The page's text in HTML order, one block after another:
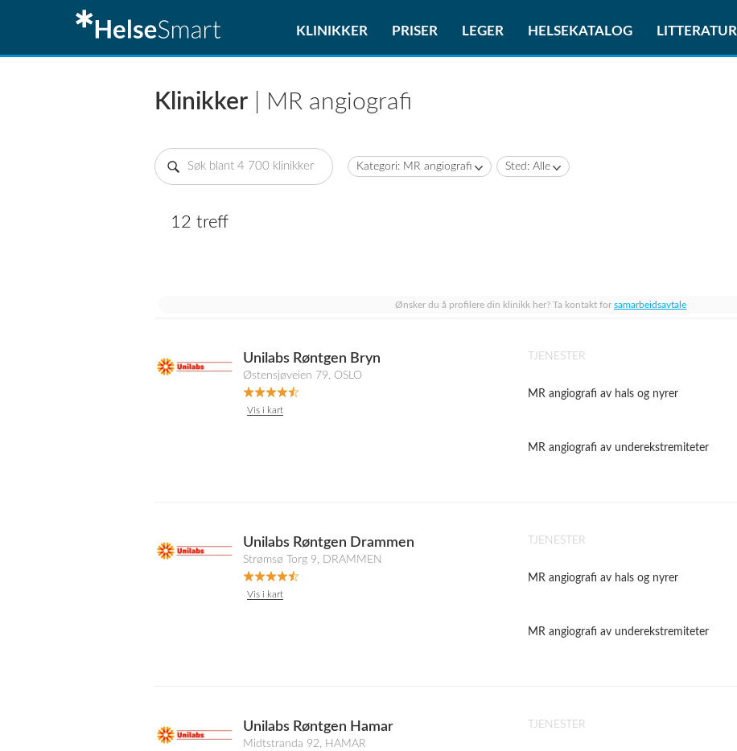
KLINIKKER PRISER LEGER HELSEKATALOG LITTERATUR
Klinikker | MR angiografi
Kategori: MR angiografi Sted: Alle
12 treff
Ønsker du å profilere din klinikk her? Ta kontakt for samarbeidsavtale
Unilabs Røntgen Bryn
Østensjøveien 79, OSLO
Vis i kart
TJENESTER
MR angiografi av hals og nyrer
MR angiografi av underekstremiteter
Unilabs Røntgen Drammen
Strømsø Torg 9, DRAMMEN
Vis i kart
TJENESTER
MR angiografi av hals og nyrer
MR angiografi av underekstremiteter
Unilabs Røntgen Hamar
Midtstranda 92, HAMAR
TJENESTER